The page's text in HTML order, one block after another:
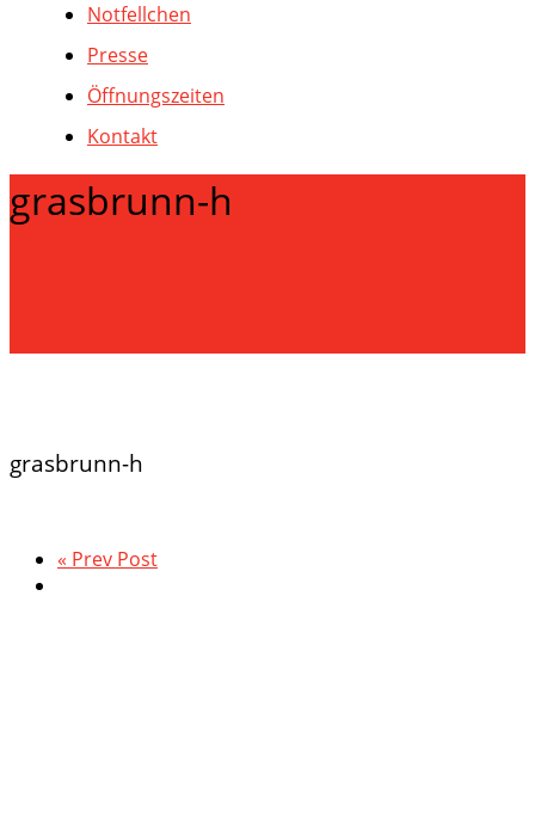
Notfellchen
Presse
Öffnungszeiten
Kontakt
grasbrunn-h
grasbrunn-h
« Prev Post